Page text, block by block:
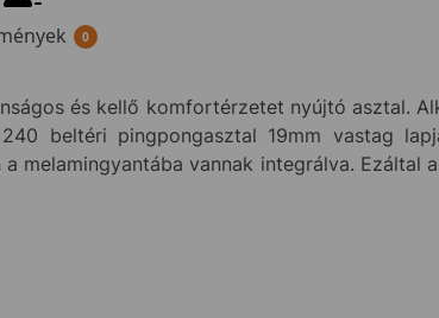
0
és kellő komfortérzetet nyújtó asztal.
beltéri pingpongasztal 19mm vastag
melamingyantába vannak integrálva. Ezáltal